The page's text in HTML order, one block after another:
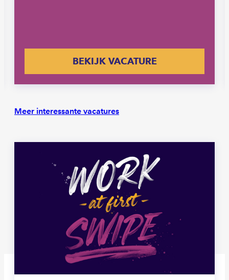
BEKIJK VACATURE
Meer interessante vacatures